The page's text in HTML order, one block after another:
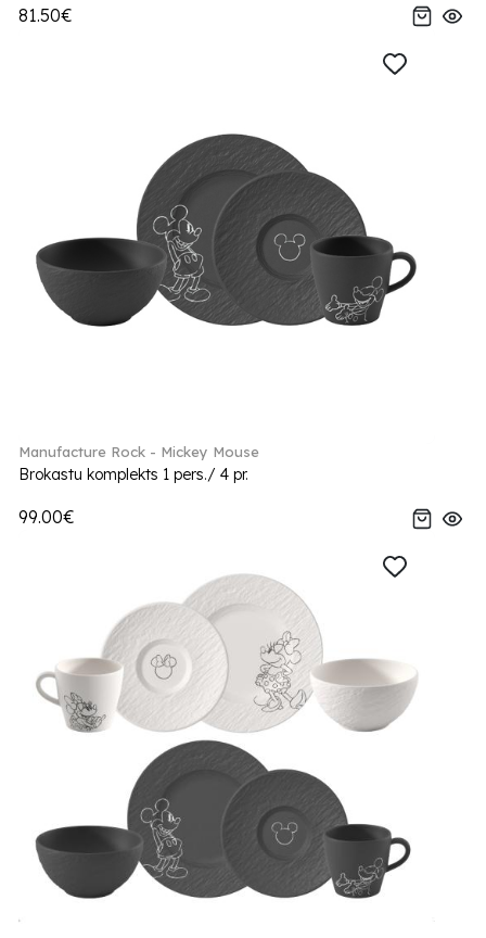
81.50€
Manufacture Rock - Mickey Mouse
Brokastu komplekts 1 pers./ 4 pr.
99.00€